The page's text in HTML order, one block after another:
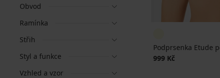
Obvod
Ramínka
Střih
Styl a funkce
Vzhled a vzor
Podprsenka Etude
999 Kč